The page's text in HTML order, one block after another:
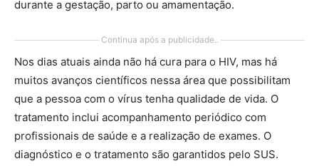
durante a gestação, parto ou amamentação.
Continua após a publicidade..
Nos dias atuais ainda não há cura para o HIV, mas há
muitos avanços científicos nessa área que possibilitam
que a pessoa com o vírus tenha qualidade de vida. O
tratamento inclui acompanhamento periódico com
profissionais de saúde e a realização de exames. O
diagnóstico e o tratamento são garantidos pelo SUS.